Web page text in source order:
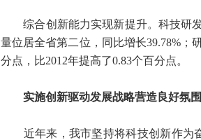
综合创新能力实现新提升。科技研发
量位居全省第二位，同比增长39.78%；
分点，比2012年提高了0.83个百分点。
实施创新驱动发展战略营造良好氛围
近年来，我市坚持将科技创新作为奋